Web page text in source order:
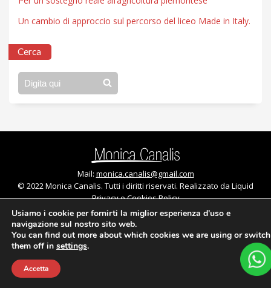
Un cambio di approccio sul percorso del liceo Made in Italy.
Cerca
Digita qui
Mail: monica.canalis@gmail.com
© 2022 Monica Canalis. Tutti i diritti riservati. Realizzato da Liquid
Privacy e Cookies Policy
Usiamo i cookie per fornirti la miglior esperienza d'uso e
navigazione sul nostro sito web.
You can find out more about which cookies we are using or switch
them off in settings.
Accetta